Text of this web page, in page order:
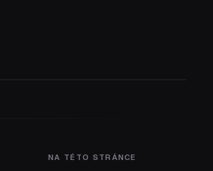
NA TÉTO STRÁNCE